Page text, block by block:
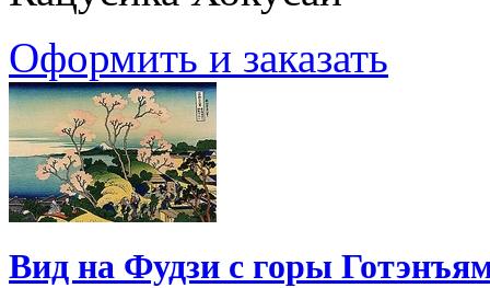
Оформить и заказать
Вид на Фудзи с горы